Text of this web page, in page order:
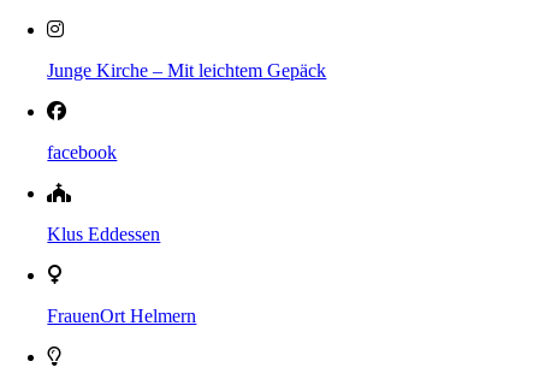
Junge Kirche – Mit leichtem Gepäck
facebook
Klus Eddessen
FrauenOrt Helmern